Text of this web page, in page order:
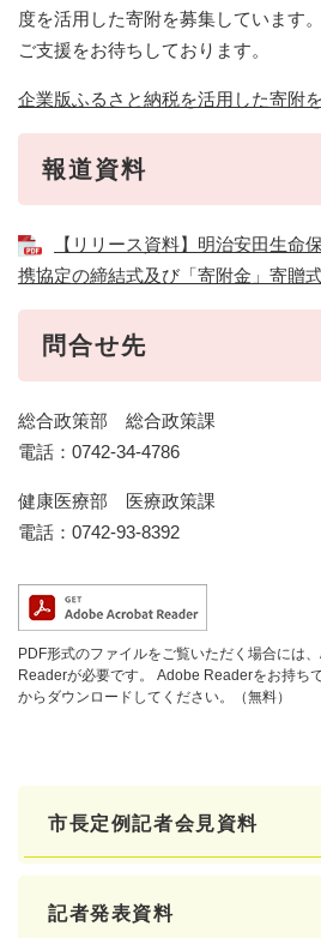
度を活用した寄附を募集しています
ご支援をお待ちしております。
企業版ふるさと納税を活用した寄附
報道資料
【リリース資料】明治安田生命
携協定の締結式及び「寄附金」寄贈
問合せ先
総合政策部 総合政策課
電話：0742-34-4786
健康医療部 医療政策課
​電話：0742-93-8392
PDF形式のファイルをご覧いただく場合には
Readerが必要です。
Adobe Readerをお持ち
からダウンロードしてください。（無料）
市長定例記者会見資料
記者発表資料